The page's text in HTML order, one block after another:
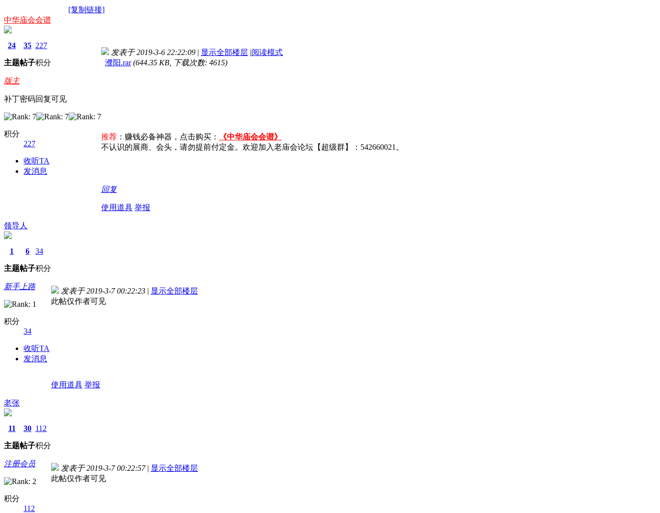
[复制链接]
中华庙会会谱
24
主题
35
帖子
227
积分
版主
补丁密码回复可见
积分
227
收听TA
发消息
发表于 2019-3-6 22:22:09 | 显示全部楼层 |阅读模式
濮阳.rar (644.35 KB, 下载次数: 4615)
推荐 ：赚钱必备神器，点击购买：
《中华庙会会谱》
不认识的展商、会头，请勿提前付定金。欢迎加入老庙会论坛【超级群】：542660021。
回复
使用道具 举报
领导人
1
主题
6
帖子
34
积分
新手上路
积分
34
收听TA
发消息
发表于 2019-3-7 00:22:23 | 显示全部楼层
此帖仅作者可见
使用道具 举报
老张
11
主题
30
帖子
112
积分
注册会员
积分
112
发表于 2019-3-7 00:22:57 | 显示全部楼层
此帖仅作者可见